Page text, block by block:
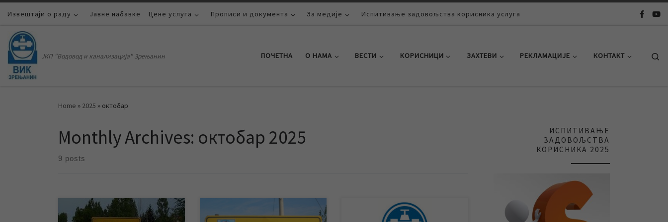
Skip to content
Извештаји о раду Јавне набавке Цене услуга Прописи и документа За медије Испитивање задовољства корисника услуга
ЈКП "Водовод и канализација" Зрењанин ПОЧЕТНА О НАМА ВЕСТИ КОРИСНИЦИ ЗАХТЕВИ РЕКЛАМАЦИЈЕ КОНТАКТ
Home » 2025 » октобар
Monthly Archives: октобар 2025
9 posts
ЈКП „Водовод и канализација“
ЈКП „Водовод и канализација“
Због потреба извођења радова на
ИСПИТИВАЊЕ
ЗАДОВОЉСТВА
КОРИСНИКА 2025